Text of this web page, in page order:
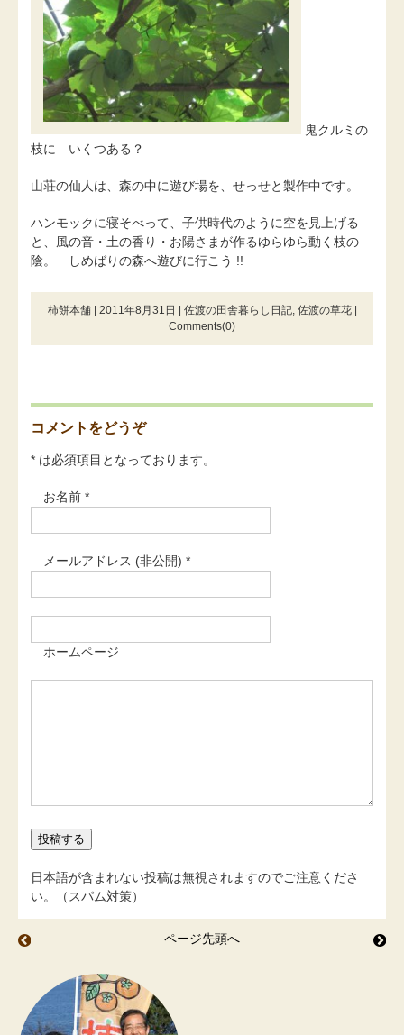
鬼クルミの
枝に いくつある？
山荘の仙人は、森の中に遊び場を、せっせと製作中です。
ハンモックに寝そべって、子供時代のように空を見上げる
と、風の音・土の香り・お陽さまが作るゆらゆら動く枝の
陰。 しめばりの森へ遊びに行こう !!
柿餅本舗 | 2011年8月31日 | 佐渡の田舎暮らし日記, 佐渡の草花|
Comments(0)
コメントをどうぞ
* は必須項目となっております。
お名前 *
メールアドレス (非公開) *
ホームページ
日本語が含まれない投稿は無視されますのでご注意くださ
い。（スパム対策）
畑のラインダンス；蒟蒻・ニラ
ページ先頭へ